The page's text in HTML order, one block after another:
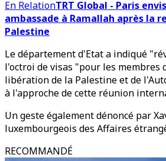
En RelationTRT Global - Paris
ambassade à Ramallah après la
Palestine
Le département d'Etat a indiqué
l'octroi de visas "pour les membres
libération de la Palestine et de
à l'approche de cette réunion
Un geste également dénoncé par
luxembourgeois des Affaires
RECOMMANDÉ